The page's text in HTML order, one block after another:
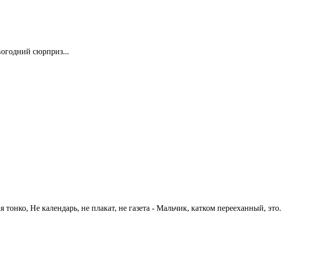
сюрприз...
Не календарь, не плакат, не газета - Мальчик, катком перееханный, это.